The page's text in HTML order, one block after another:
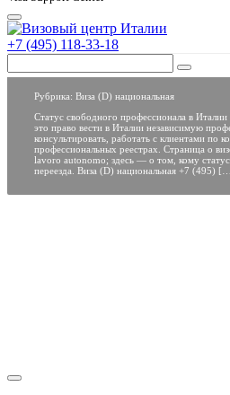
+7 (495) 118-33-18
Рубрика: Виза (D) национальная
Статус свободного профессионала в
это право вести в Италии независимую
консультировать, работать с клиентами по
профессиональных реестрах. Страница о
lavoro autonomo; здесь — о том, кому
переезда. Виза (D) национальная +7 (495)